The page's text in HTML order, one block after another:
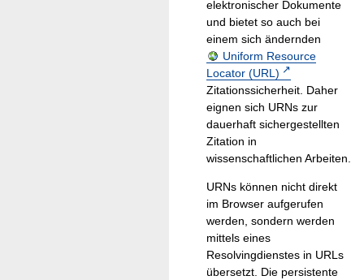
elektronischer Dokumente
und bietet so auch bei
einem sich ändernden
Uniform Resource
Locator (URL)
Zitationssicherheit. Daher
eignen sich URNs zur
dauerhaft sichergestellten
Zitation in
wissenschaftlichen Arbeiten.
URNs können nicht direkt
im Browser aufgerufen
werden, sondern werden
mittels eines
Resolvingdienstes in URLs
übersetzt. Die persistente